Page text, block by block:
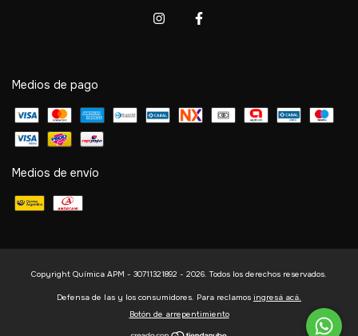
Medios de pago
Medios de envío
Copyright Química APM - 30711321892 - 2026. Todos los derechos reservados.
Defensa de las y los consumidores. Para reclamos ingresá acá.
Botón de arrepentimiento